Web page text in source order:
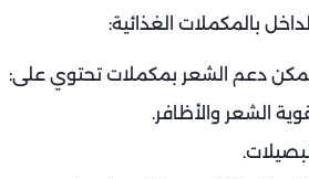
بالمكملات الغذائية:
يمكن دعم الشعر بمكملات تحتوي على: